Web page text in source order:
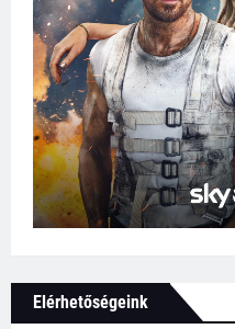
Elérhetőségeink